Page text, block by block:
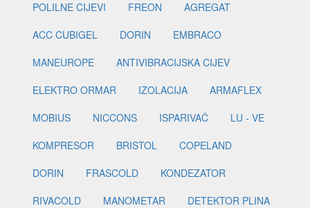
POLILNE CIJEVI
FREON
AGREGAT
ACC CUBIGEL
DORIN
EMBRACO
MANEUROPE
ANTIVIBRACIJSKA CIJEV
ELEKTRO ORMAR
IZOLACIJA
ARMAFLEX
MOBIUS
NICCONS ISPARIVAČ
LU - VE
KOMPRESOR
BRISTOL
COPELAND
DORIN
FRASCOLD
KONDEZATOR
RIVACOLD
MANOMETAR
DETEKTOR PLINA